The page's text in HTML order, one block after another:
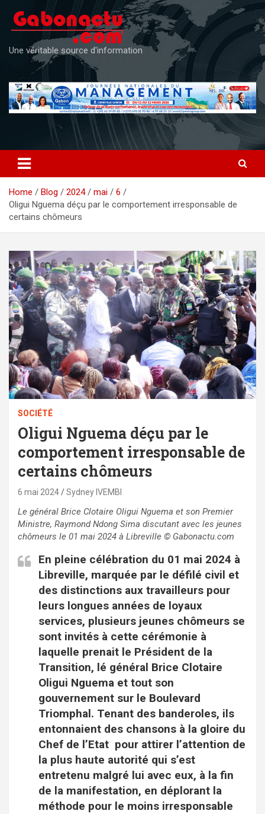
content
Une véritable source d'information
Home Blog 2024 mai
6
Oligui Nguema déçu par le comportement irresponsable de
certains chômeurs
SOCIÉTÉ
Oligui Nguema déçu par le
comportement irresponsable de
certains chômeurs
6 mai 2024 Sydney IVEMBI
Le général Brice Clotaire Oligui Nguema et son Premier
Ministre, Raymond Ndong Sima discutant avec les jeunes
chômeurs le 01 mai 2024 à Libreville © Gabonactu.com
En pleine célébration du 01 mai 2024 à
Libreville, marquée par le défilé civil et
des distinctions aux travailleurs pour
leurs longues années de loyaux
services, plusieurs jeunes chômeurs se
sont invités à cette cérémonie à
laquelle prenait le Président de la
Transition, lé général Brice Clotaire
Oligui Nguema et tout son
gouvernement sur le Boulevard
Triomphal. Tenant des banderoles, ils
entonnaient des chansons à la gloire du
Chef de l’Etat pour attirer l’attention de
la plus haute autorité qui s’est
entretenu malgré lui avec eux, à la fin
de la manifestation, en déplorant la
méthode pour le moins irresponsable